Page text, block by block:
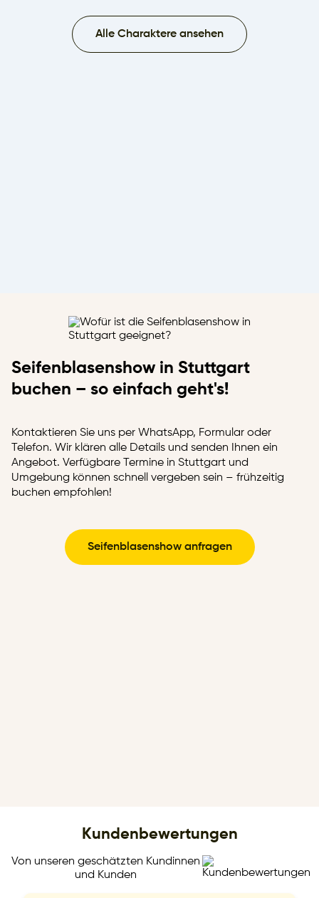
Alle Charaktere ansehen
Seifenblasenshow in Stuttgart
buchen – so einfach geht's!
Kontaktieren Sie uns per WhatsApp, Formular oder
Telefon. Wir klären alle Details und senden Ihnen ein
Angebot. Verfügbare Termine in Stuttgart und
Umgebung können schnell vergeben sein – frühzeitig
buchen empfohlen!
Seifenblasenshow anfragen
Kundenbewertungen
Von unseren geschätzten Kundinnen
und Kunden